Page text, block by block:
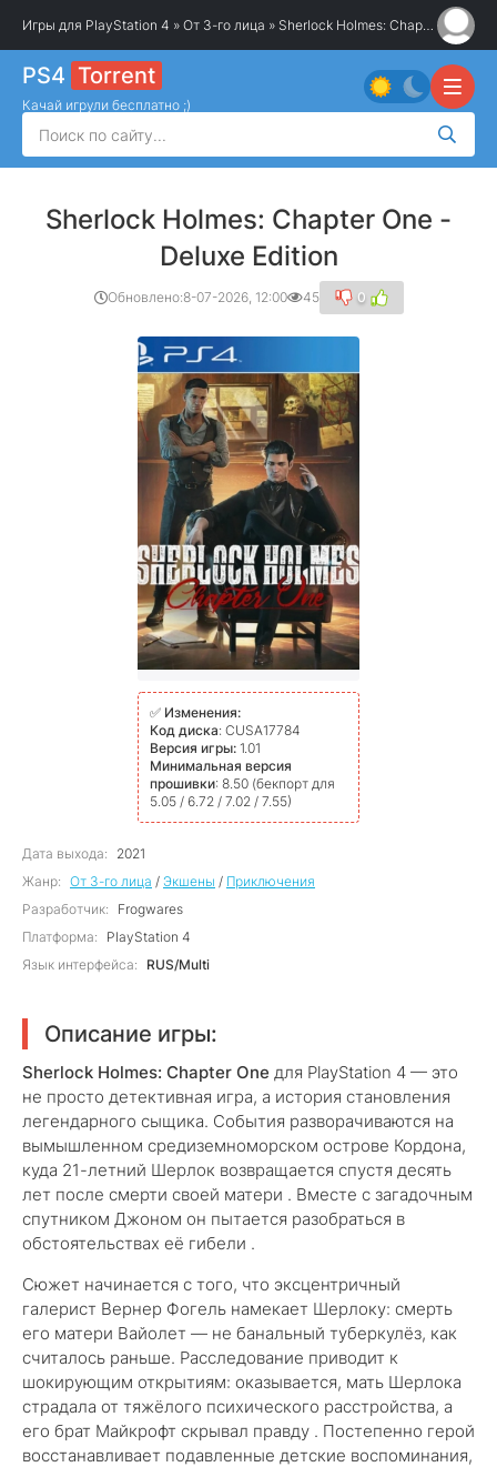
Игры для PlayStation 4 » От 3-го лица » Sherlock Holmes: Chapter One - Deluxe Edition
PS4 Torrent
Качай игрули бесплатно ;)
Sherlock Holmes: Chapter One -
Deluxe Edition
Обновлено:8-07-2026, 12:00 45 0
✅ Изменения:
Код диска: CUSA17784
Версия игры: 1.01
Минимальная версия
прошивки: 8.50 (бекпорт для
5.05 / 6.72 / 7.02 / 7.55)
Дата выхода:
2021
Жанр: От 3-го лица / Экшены / Приключения
Разработчик:
Frogwares
Платформа:
PlayStation 4
Язык интерфейса:
RUS/Multi
Описание игры:
Sherlock Holmes: Chapter One для PlayStation 4 — это
не просто детективная игра, а история становления
легендарного сыщика. События разворачиваются на
вымышленном средиземноморском острове Кордона,
куда 21-летний Шерлок возвращается спустя десять
лет после смерти своей матери . Вместе с загадочным
спутником Джоном он пытается разобраться в
обстоятельствах её гибели .
Сюжет начинается с того, что эксцентричный
галерист Вернер Фогель намекает Шерлоку: смерть
его матери Вайолет — не банальный туберкулёз, как
считалось раньше. Расследование приводит к
шокирующим открытиям: оказывается, мать Шерлока
страдала от тяжёлого психического расстройства, а
его брат Майкрофт скрывал правду . Постепенно герой
восстанавливает подавленные детские воспоминания,